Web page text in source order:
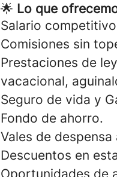
🌟 Lo que
Salario
Comisiones sin
Prestaciones de
vacacional,
Seguro de vida y
Fondo de ahorro.
Vales de despensa
Descuentos en
Oportunidades de